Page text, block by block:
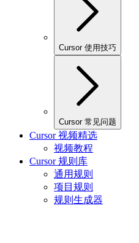
Cursor 使用技巧
Cursor 常见问题
Cursor 视频精选
视频教程
Cursor 规则库
通用规则
项目规则
规则生成器